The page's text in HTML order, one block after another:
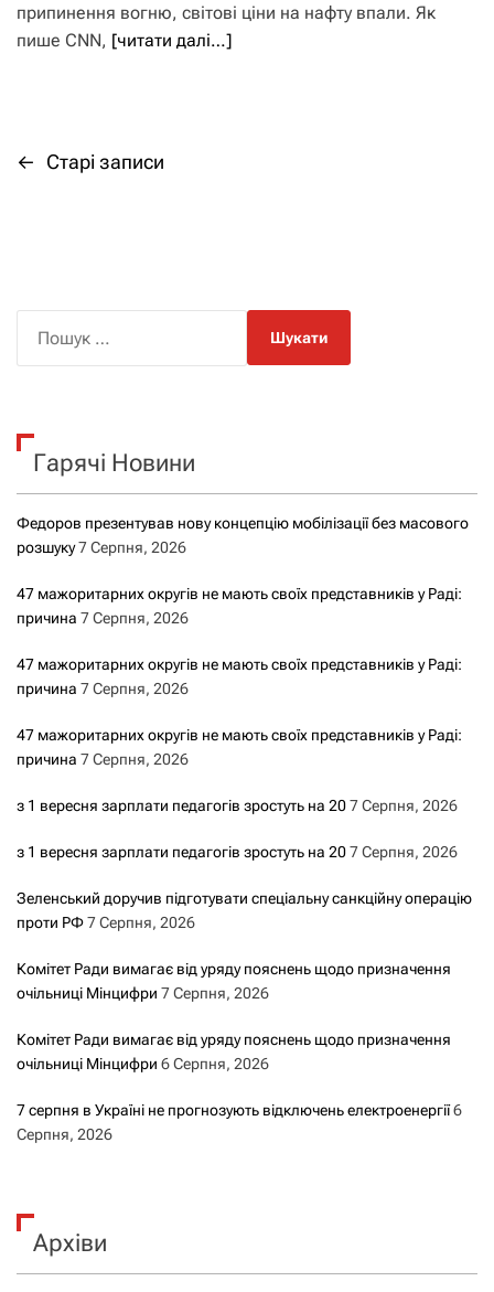
припинення вогню, світові ціни на нафту впали. Як
пише CNN, [читати далі…]
Н
і
г
ц
і
я
з
з
а
а
м
← Старі записи
к
Гарячі Новини
Федоров презентував нову концепцію мобілізації без масового
розшуку7 Серпня, 2026
47 мажоритарних округів не мають своїх представників у Раді:
причина 7 Серпня, 2026
47 мажоритарних округів не мають своїх представників у Раді:
причина 7 Серпня, 2026
47 мажоритарних округів не мають своїх представників у Раді:
причина 7 Серпня, 2026
з 1 вересня зарплати педагогів зростуть на 207 Серпня, 2026
з 1 вересня зарплати педагогів зростуть на 207 Серпня, 2026
Зеленський доручив підготувати спеціальну санкційну операцію
проти РФ7 Серпня, 2026
Комітет Ради вимагає від уряду пояснень щодо призначення
очільниці Мінцифри 7 Серпня, 2026
Комітет Ради вимагає від уряду пояснень щодо призначення
очільниці Мінцифри 6 Серпня, 2026
7 серпня в Україні не прогнозують відключень електроенергії6
Серпня, 2026
Архіви